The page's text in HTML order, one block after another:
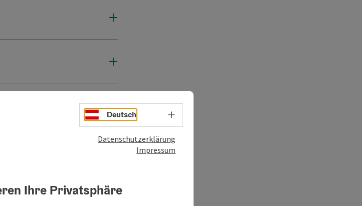
Deutsch Sprachwahl - Menü öffnen
Datenschutzerklärung
Impressum
Ihre Privatsphäre